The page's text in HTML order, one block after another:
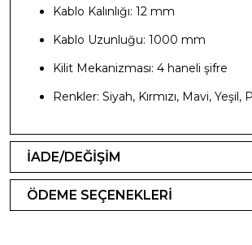
Kablo Kalınlığı: 12 mm
Kablo Uzunluğu: 1000 mm
Kilit Mekanizması: 4 haneli şifre
Renkler: Siyah, Kırmızı, Mavi,
İADE/DEĞİŞİM
ÖDEME SEÇENEKLERİ